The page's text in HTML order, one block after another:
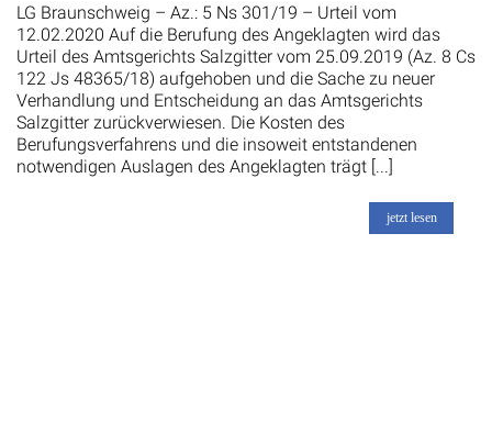
LG Braunschweig – Az.: 5 Ns 301/19 – Urteil vom
12.02.2020 Auf die Berufung des Angeklagten wird das
Urteil des Amtsgerichts Salzgitter vom 25.09.2019 (Az. 8 Cs
122 Js 48365/18) aufgehoben und die Sache zu neuer
Verhandlung und Entscheidung an das Amtsgerichts
Salzgitter zurückverwiesen. Die Kosten des
Berufungsverfahrens und die insoweit entstandenen
notwendigen Auslagen des Angeklagten trägt [...]
jetzt lesen